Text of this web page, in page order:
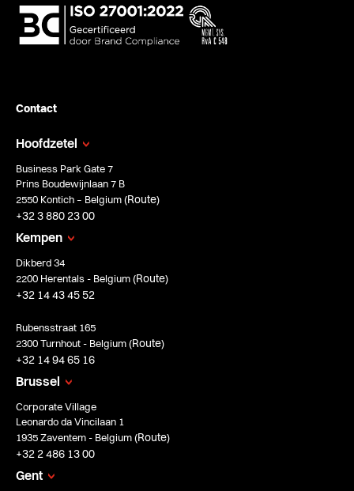
Contact
Hoofdzetel
Business Park Gate 7
Prins Boudewijnlaan 7 B
2550 Kontich – Belgium (Route)
+32 3 880 23 00
Kempen
Dikberd 34
2200 Herentals - Belgium (Route)
+32 14 43 45 52
Rubensstraat 165
2300 Turnhout - Belgium (Route)
+32 14 94 65 16
Brussel
Corporate Village
Leonardo da Vincilaan 1
1935 Zaventem - Belgium (Route)
+32 2 486 13 00
Gent